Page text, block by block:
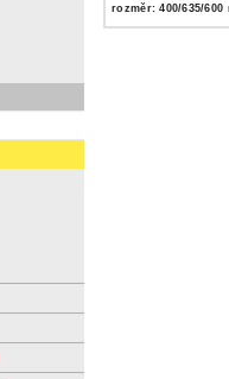
rozměr: 400/635/600